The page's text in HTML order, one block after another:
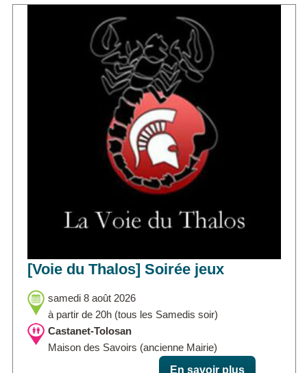
[Voie du Thalos] Soirée jeux
samedi 8 août 2026
à partir de 20h (tous les Samedis soir)
Castanet-Tolosan
Maison des Savoirs (ancienne Mairie)
En savoir plus